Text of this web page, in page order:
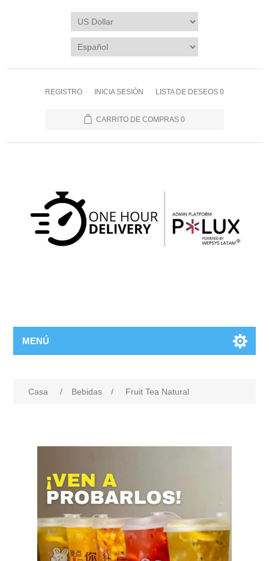
REGISTRO INICIA SESIÓN LISTA DE DESEOS 0
CARRITO DE COMPRAS 0
MENÚ
Casa / Bebidas / Fruit Tea Natural